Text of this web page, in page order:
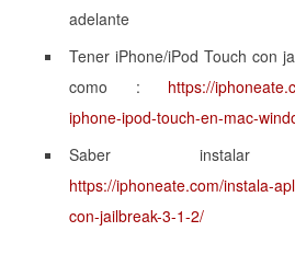
adelante
Tener iPhone/iPod Touch con
como :
https://
iphone-ipod-touch-en-mac-
Saber instalar
https://iphoneate.com/instala-
con-jailbreak-3-1-2/